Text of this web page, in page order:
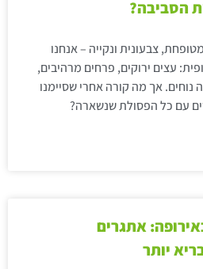
הסביבה?
צבעונית ונקייה – אנחנו
עצים ירוקים, פרחים מרהיבים,
נוחים. אך מה קורה אחרי שסיימנו
עם כל הפסולת שנשארה?
אתגרים
יותר